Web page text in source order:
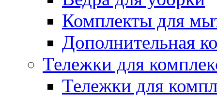
Комплекты для
Дополнительная
Тележки для
Тележки для